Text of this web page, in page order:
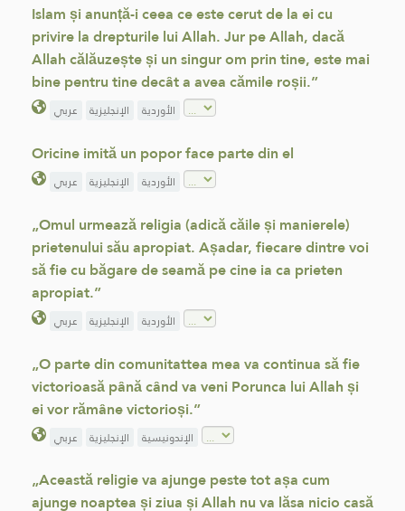
Islam și anunță-i ceea ce este cerut de la ei cu
privire la drepturile lui Allah. Jur pe Allah, dacă
Allah călăuzește și un singur om prin tine, este mai
bine pentru tine decât a avea cămile roșii.”
عربي الإنجليزية الأوردية
Oricine imită un popor face parte din el
عربي الإنجليزية الأوردية
„Omul urmează religia (adică căile și manierele)
prietenului său apropiat. Așadar, fiecare dintre voi
să fie cu băgare de seamă pe cine ia ca prieten
apropiat.”
عربي الإنجليزية الأوردية
„O parte din comunitattea mea va continua să fie
victorioasă până când va veni Porunca lui Allah și
ei vor rămâne victorioși.”
عربي الإنجليزية الإندونيسية
„Această religie va ajunge peste tot așa cum
ajunge noaptea și ziua și Allah nu va lăsa nicio casă